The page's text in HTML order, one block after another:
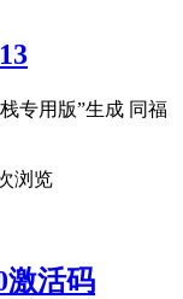
专用版”生成 同福
浏览
激活码